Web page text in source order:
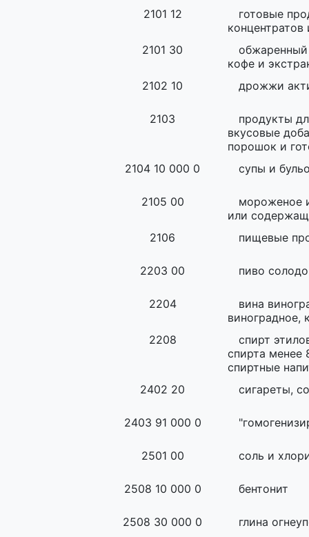
2101 12
готовые
2101 30
кофе и
2102 10
дрожжи
2103
продукты
вкусовые
порошок и
2104 10 000 0
супы и
2105 00
мороженое
или
2106
пищевые
2203 00 пиво
2204
вина
виноградное,
2208
спирт
спирта менее
спиртные
2402 20
сигареты,
2403 91 000 0
2501 00 соль и
2508 10 000 0 бентонит
2508 30 000 0 глина